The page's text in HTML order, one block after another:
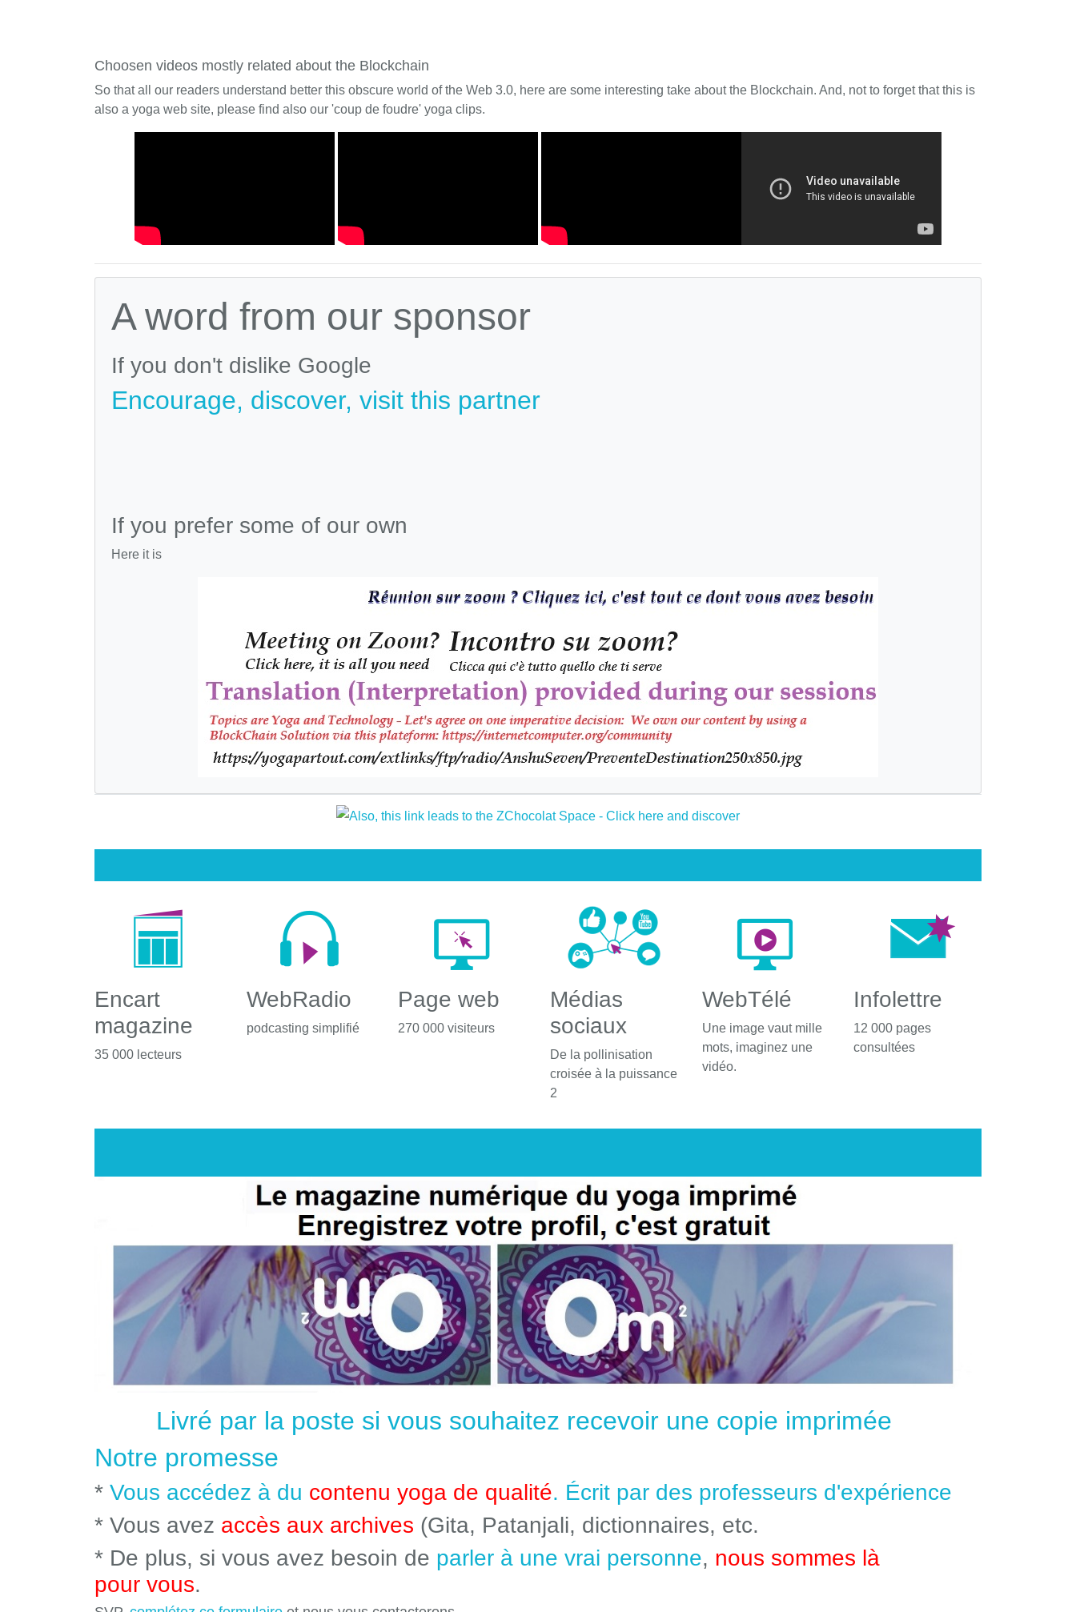
Choosen videos mostly related about the Blockchain
So that all our readers understand better this obscure world of the Web 3.0, here are some interesting take about the Blockchain. And, not to forget that this is
also a yoga web site, please find also our 'coup de foudre' yoga clips.
A word from our sponsor
If you don't dislike Google
Encourage, discover, visit this partner
If you prefer some of our own
Here it is
Encart
magazine
35 000 lecteurs
WebRadio
podcasting simplifié
Page web
270 000 visiteurs
Médias
sociaux
De la pollinisation
croisée à la puissance
2
WebTélé
Une image vaut mille
mots, imaginez une
vidéo.
Infolettre
12 000 pages
consultées
Livré par la poste si vous souhaitez recevoir une copie imprimée
Notre promesse
* Vous accédez à du contenu yoga de qualité. Écrit par des professeurs d'expérience
* Vous avez accès aux archives (Gita, Patanjali, dictionnaires, etc.
* De plus, si vous avez besoin de parler à une vrai personne, nous sommes là
pour vous.